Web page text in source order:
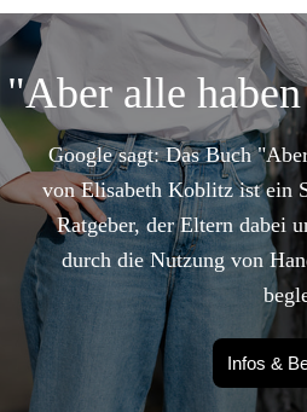
"Aber alle
Google sagt: Das Buch
von Elisabeth Koblitz ist ein
Ratgeber, der Eltern dabei
durch die Nutzung von
Infos &